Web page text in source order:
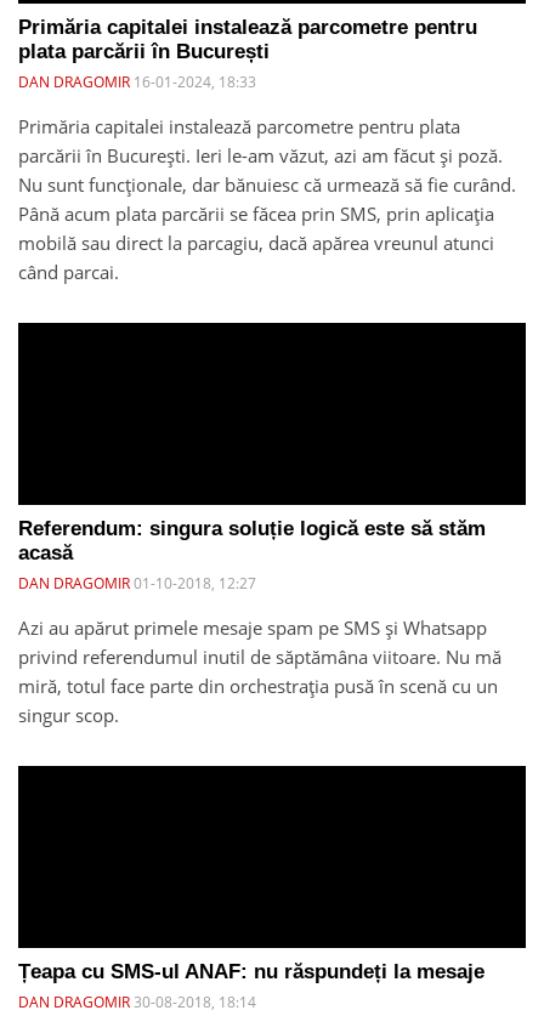
Primăria capitalei instalează parcometre pentru
plata parcării în București
DAN DRAGOMIR 16-01-2024, 18:33
Primăria capitalei instalează parcometre pentru plata
parcării în București. Ieri le-am văzut, azi am făcut și poză.
Nu sunt funcționale, dar bănuiesc că urmează să fie curând.
Până acum plata parcării se făcea prin SMS, prin aplicația
mobilă sau direct la parcagiu, dacă apărea vreunul atunci
când parcai.
Referendum: singura soluție logică este să stăm
acasă
DAN DRAGOMIR01-10-2018, 12:27
Azi au apărut primele mesaje spam pe SMS și Whatsapp
privind referendumul inutil de săptămâna viitoare. Nu mă
miră, totul face parte din orchestrația pusă în scenă cu un
singur scop.
Țeapa cu SMS-ul ANAF: nu răspundeți la mesaje
DAN DRAGOMIR30-08-2018, 18:14